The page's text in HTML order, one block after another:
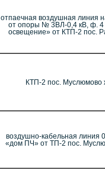
отпаечная воздушная линия
от опоры № 3ВЛ-0,4 кВ, ф. 4
освещение» от КТП-2 пос.
КТП-2 пос. Муслюмово
воздушно-кабельная линия
«дом ПЧ» от ТП-2 пос.